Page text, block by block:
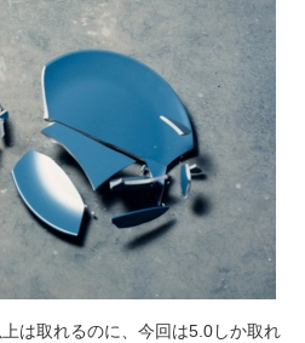
は取れるのに、今回は5.0しか取れ